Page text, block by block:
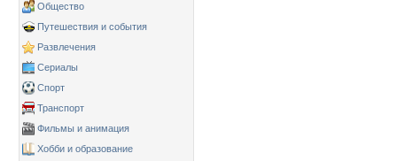
Общество
Путешествия и события
Развлечения
Сериалы
Спорт
Транспорт
Фильмы и анимация
Хобби и образование